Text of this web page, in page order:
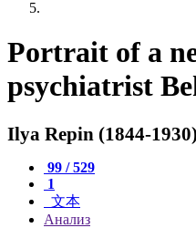
Portrait of a
psychiatrist
Ilya Repin (1844-1930)
99 / 529
1
文本
Анализ